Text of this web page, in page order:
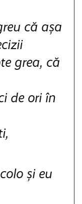
că așa
grea, că
de ori în
și eu